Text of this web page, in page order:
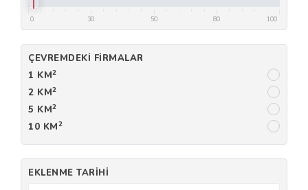
0 30 50 80 100
ÇEVREMDEKI FIRMALAR
1 KM2
2 KM2
5 KM2
10 KM2
EKLENME TARIHI